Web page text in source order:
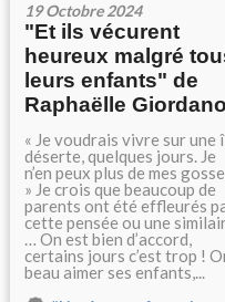
19 Octobre 2024
"Et ils vécurent
heureux malgré
leurs enfants" de
Raphaëlle Giordano
« Je voudrais vivre sur une
déserte, quelques jours. Je
n’en peux plus de mes
» Je crois que beaucoup de
parents ont été effleurés
cette pensée ou une
… On est bien d’accord,
certains jours c’est trop !
beau aimer ses enfants,...